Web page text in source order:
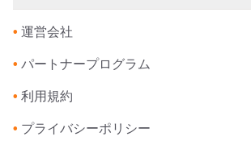
• 運営会社
• パートナープログラム
• 利用規約
• プライバシーポリシー